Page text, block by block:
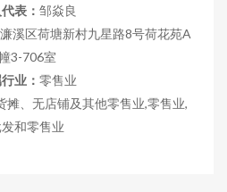
表： 邹焱良
溪区荷塘新村九星路8号荷花苑A
3-706室
业： 零售业
摊、无店铺及其他零售业,零售业,
和零售业